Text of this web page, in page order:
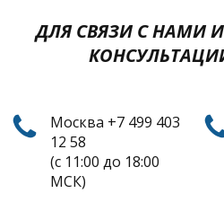
ДЛЯ СВЯЗИ С НАМИ
Москва +7 499 403
12 58
(с 11:00 до 18:00
МСК)